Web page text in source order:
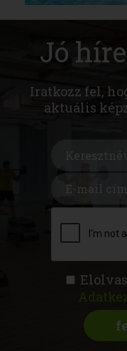
Jó
Iratkozz fel,
aktuális
FITNESS
RÓLUNK
CSATLAKOZZ